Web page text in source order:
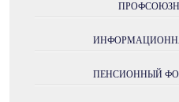
ПЕНСИОННЫЙ